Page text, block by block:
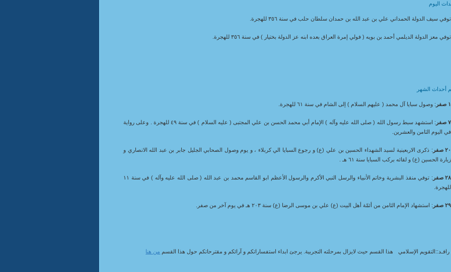
اليوم
توفي سيف الدولة الحمداني علي بن عبد الله بن حمدان سلطان حلب في سنة ٣٥٦ للهجرة.
توفي معز الدولة الديلمي أحمد بن بويه ( فولي إمرة العراق بعده ابنه عز الدولة بختيار ) في سنة ٣٥٦ للهجرة.
أحداث الشهر
١ صفر : وصول سبايا آل محمد ( عليهم السلام ) إلى الشام في سنة ٦١ للهجرة.
٧ صفر
: استشهد سبط رسول الله ( صلى الله عليه وآله ) الإمام أبي محمد الحسن بن علي المجتبى ( عليه السلام ) في سنة ٤٩ للهجرة . وعلى رواية
في اليوم الثامن والعشرين.
٢٠ صفر
: ذکرى الاربعينية لسيد الشهداء الحسين بن علي (ع) و رجوع السبايا الي کربلاء ، و يوم وصول الصحابي الجليل جابر بن عبد الله الانصاري و
زيارة الحسين (ع) و لقائه برکب السبايا سنة ٦١ هـ .
٢٨ صفر
: توفي منقذ البشرية وخاتم الأنبياء والرسل النبي الأكرم والرسول الأعظم ابو القاسم محمد بن عبد الله ( صلى الله عليه وآله ) في سنة ١١
للهجرة.
٢٩ صفر : استشهاد الإمام الثامن من أئمّة أهل البيت (ع) علي بن موسى الرضا (ع) سنة ٢٠٣ هـ في يوم آخر من صفر.
هذا القسم حيث لايزال بمرحلته التجربية. يرجئ ابداء استفساراتكم و آرائكم و مقترحاتكم حول هذا القسم من هنا